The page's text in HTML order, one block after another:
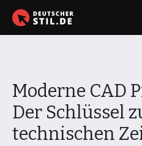
Zum
Inhalt
Moderne CAD
Der Schlüssel
technischen